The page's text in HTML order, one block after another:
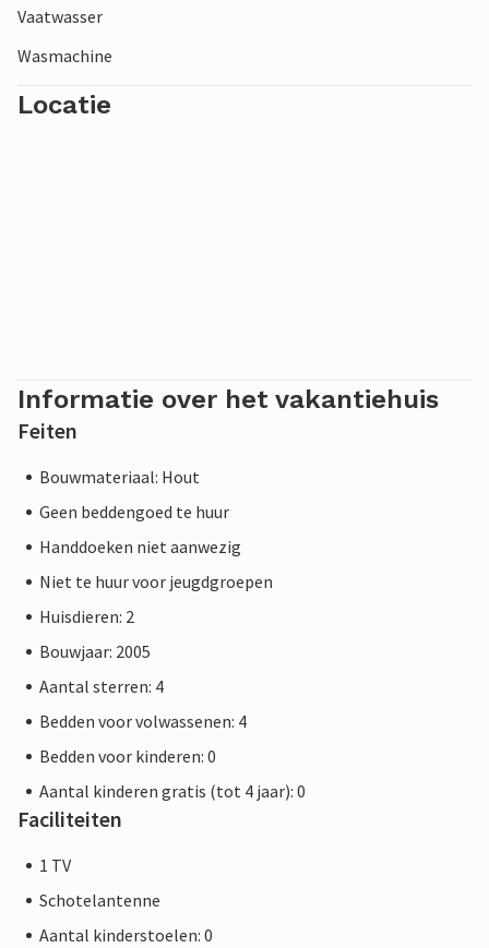
Vaatwasser
Wasmachine
Locatie
Informatie over het vakantiehuis
Feiten
Bouwmateriaal: Hout
Geen beddengoed te huur
Handdoeken niet aanwezig
Niet te huur voor jeugdgroepen
Huisdieren: 2
Bouwjaar: 2005
Aantal sterren: 4
Bedden voor volwassenen: 4
Bedden voor kinderen: 0
Aantal kinderen gratis (tot 4 jaar): 0
Faciliteiten
1 TV
Schotelantenne
Aantal kinderstoelen: 0